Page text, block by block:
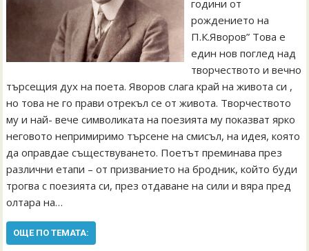
години от
рождението на
П.К.Яворов” Това е
един нов поглед над
творчеството и вечно
търсещия дух на поета. Яворов слага край на живота си ,
но това не го прави отрекъл се от живота. Творчеството
му и най- вече символиката на поезията му показват ярко
неговото непримиримо търсене на смисъл, на идея, която
да оправдае съществуването. Поетът преминава през
различни етапи – от призванието на бродник, който буди
трогва с поезията си, през отдаване на сили и вяра пред
олтара на…
ОЩЕ ПО ТЕМАТА: